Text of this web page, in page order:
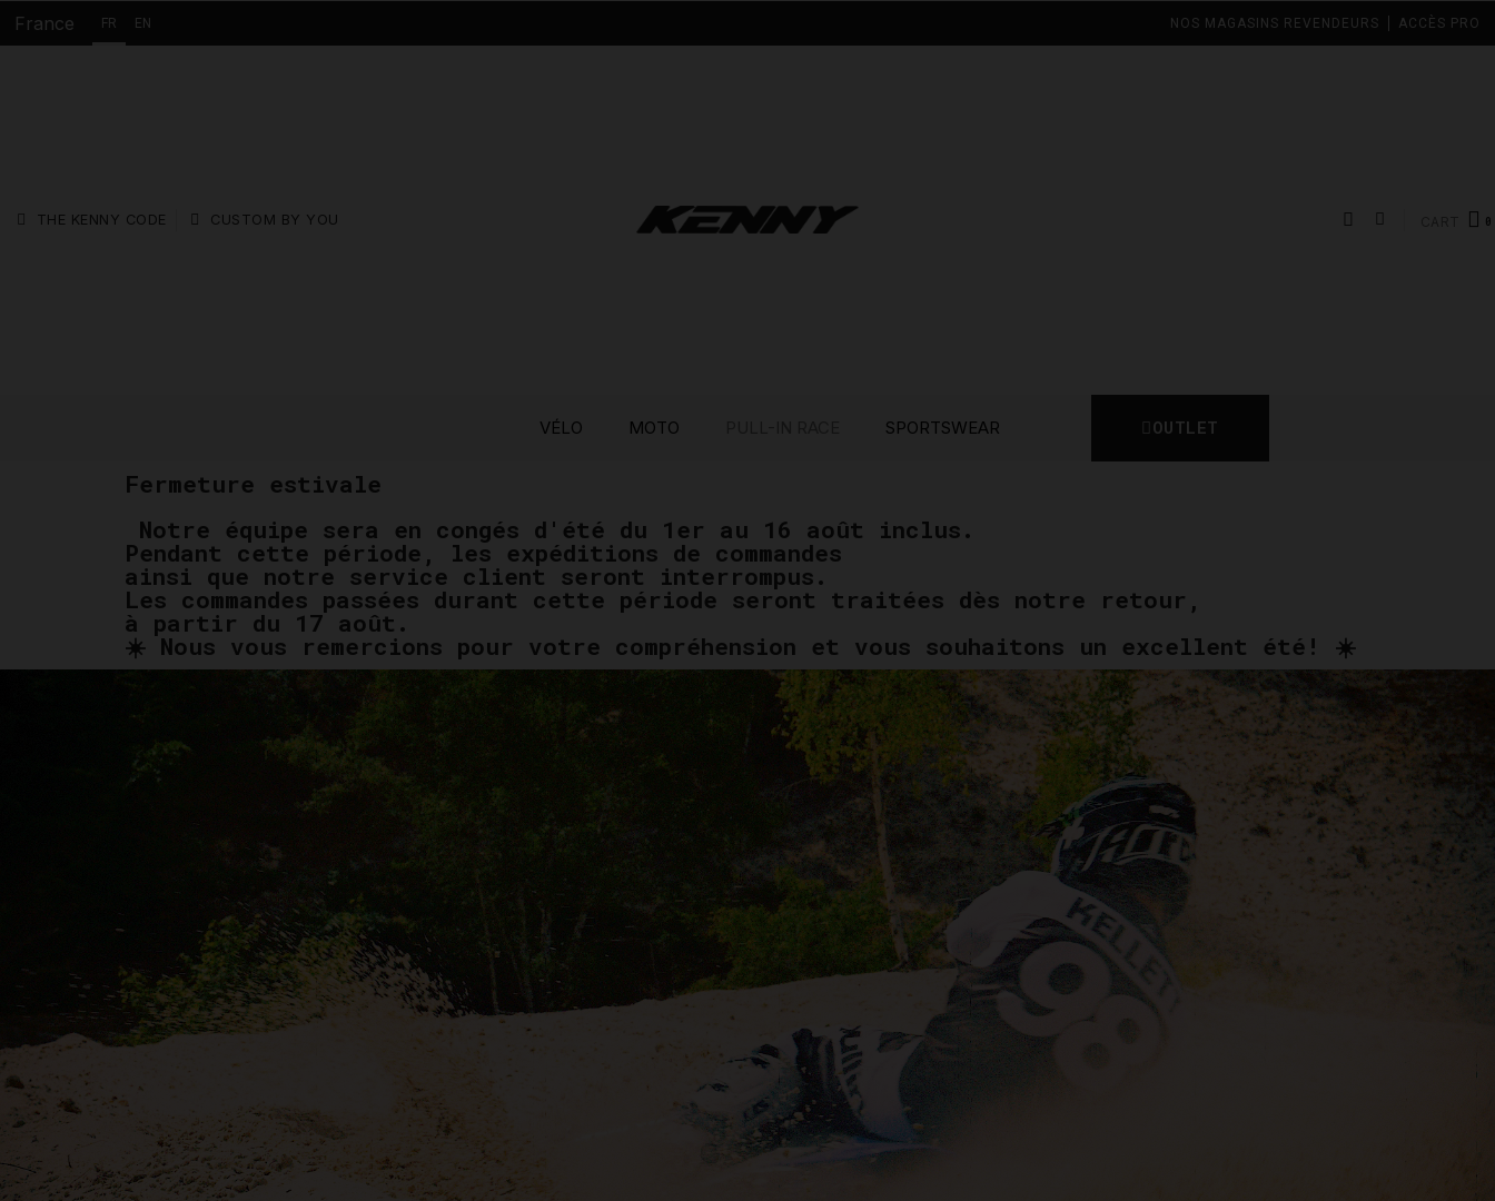
France FR EN NOS MAGASINS REVENDEURS ACCÈS PRO
THE KENNY CODE CUSTOM BY YOU
VÉLO MOTO SPORTSWEAR OUTLET
Fermeture estivale
Notre équipe sera en congés d'été du 1er au 16 août inclus.
Pendant cette période, les expéditions de commandes
ainsi que notre service client seront interrompus.
Les commandes passées durant cette période seront traitées dès notre retour,
à partir du 17 août.
☀️ Nous vous remercions pour votre compréhension et vous souhaitons un excellent été! ☀️